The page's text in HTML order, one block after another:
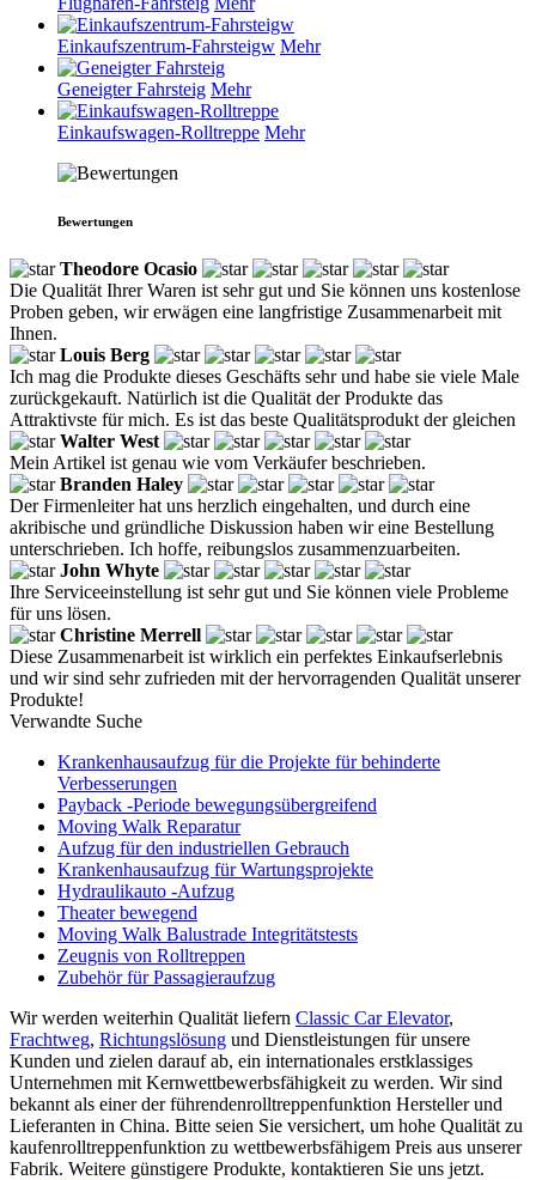
Einkaufszentrum-Fahrsteigw Mehr
Geneigter Fahrsteig Mehr
Einkaufswagen-Rolltreppe Mehr
Bewertungen
Theodore Ocasio
Die Qualität Ihrer Waren ist sehr gut und Sie können uns kostenlose
Proben geben, wir erwägen eine langfristige Zusammenarbeit mit
Ihnen.
Louis Berg
Ich mag die Produkte dieses Geschäfts sehr und habe sie viele Male
zurückgekauft. Natürlich ist die Qualität der Produkte das
Attraktivste für mich. Es ist das beste Qualitätsprodukt der gleichen
Walter West
Mein Artikel ist genau wie vom Verkäufer beschrieben.
Branden Haley
Der Firmenleiter hat uns herzlich eingehalten, und durch eine
akribische und gründliche Diskussion haben wir eine Bestellung
unterschrieben. Ich hoffe, reibungslos zusammenzuarbeiten.
John Whyte
Ihre Serviceeinstellung ist sehr gut und Sie können viele Probleme
für uns lösen.
Christine Merrell
Diese Zusammenarbeit ist wirklich ein perfektes Einkaufserlebnis
und wir sind sehr zufrieden mit der hervorragenden Qualität unserer
Produkte!
Verwandte Suche
Krankenhausaufzug für die Projekte für behinderte
Verbesserungen
Payback -Periode bewegungsübergreifend
Moving Walk Reparatur
Aufzug für den industriellen Gebrauch
Krankenhausaufzug für Wartungsprojekte
Hydraulikauto -Aufzug
Theater bewegend
Moving Walk Balustrade Integritätstests
Zeugnis von Rolltreppen
Zubehör für Passagieraufzug
Wir werden weiterhin Qualität liefern Classic Car Elevator,
Frachtweg, Richtungslösung und Dienstleistungen für unsere
Kunden und zielen darauf ab, ein internationales erstklassiges
Unternehmen mit Kernwettbewerbsfähigkeit zu werden. Wir sind
bekannt als einer der führendenrolltreppenfunktion Hersteller und
Lieferanten in China. Bitte seien Sie versichert, um hohe Qualität zu
kaufenrolltreppenfunktion zu wettbewerbsfähigem Preis aus unserer
Fabrik. Weitere günstigere Produkte, kontaktieren Sie uns jetzt.